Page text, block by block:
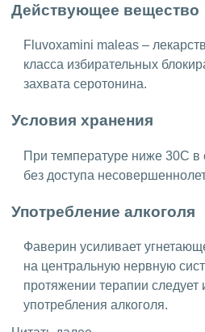
Действующее вещество
Fluvoxamini maleas –
класса избирательных
захвата серотонина.
Условия хранения
При температуре ниже 30C
без доступа
Употребление алкоголя
Фаверин усиливает
на центральную нервную
протяжении терапии следует
употребления алкоголя.